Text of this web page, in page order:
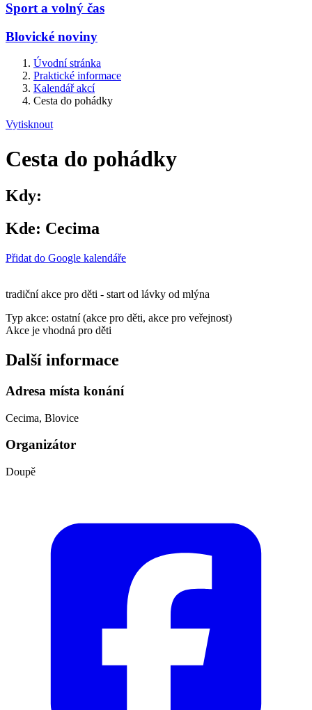
Sport a volný čas
Blovické noviny
Úvodní stránka
Praktické informace
Kalendář akcí
Cesta do pohádky
Vytisknout
Cesta do pohádky
Kdy:
Kde: Cecima
Přidat do Google kalendáře
tradiční akce pro děti - start od lávky od mlýna
Typ akce: ostatní (akce pro děti, akce pro veřejnost)
Akce je vhodná pro děti
Další informace
Adresa místa konání
Cecima, Blovice
Organizátor
Doupě